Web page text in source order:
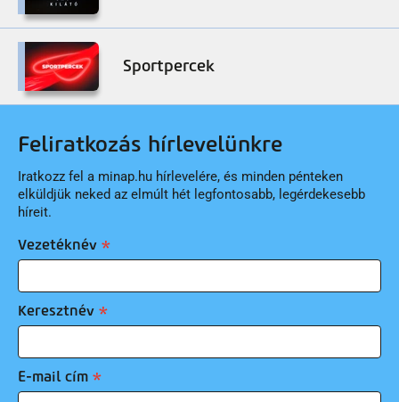
Sportpercek
Feliratkozás hírlevelünkre
Iratkozz fel a minap.hu hírlevelére, és minden pénteken
elküldjük neked az elmúlt hét legfontosabb, legérdekesebb
híreit.
Vezetéknév
Keresztnév
E-mail cím